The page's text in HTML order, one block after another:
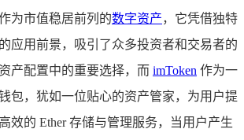
为市值稳居前列的数字资产，它凭借独特
应用前景，吸引了众多投资者和交易者的
产配置中的重要选择，而 imToken 作为一
包，犹如一位贴心的资产管家，为用户提
效的 Ether 存储与管理服务，当用户产生